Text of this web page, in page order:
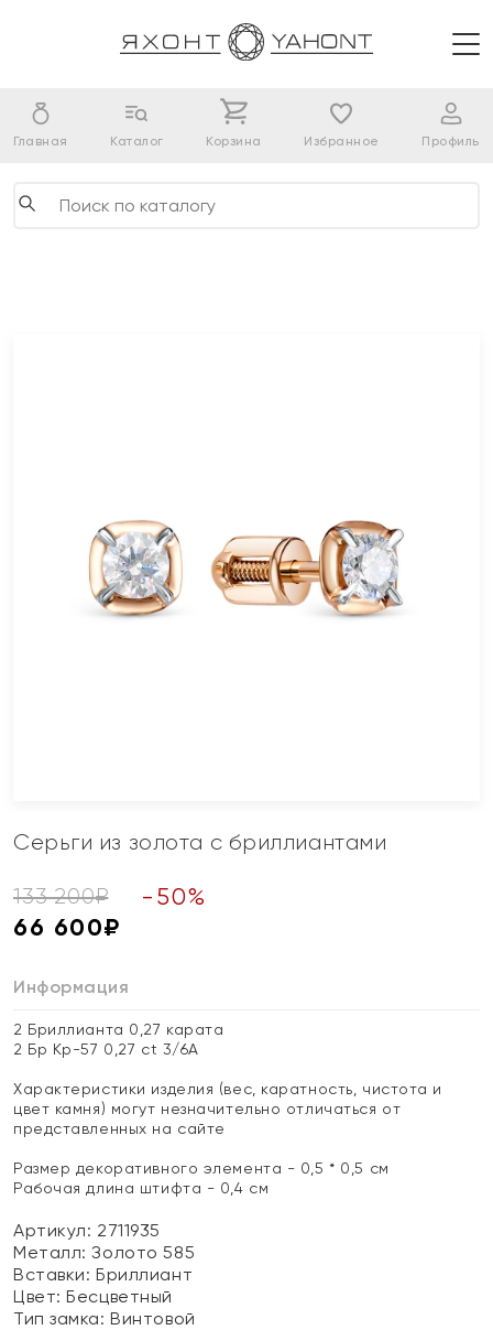
Главная Каталог Корзина Избранное Профиль
Серьги из золота с бриллиантами
133 200₽ - 50%
66 600₽
Информация
2 Бриллианта 0,27 карата
2 Бр Кр-57 0,27 ct 3/6А
Характеристики изделия (вес, каратность, чистота и
цвет камня) могут незначительно отличаться от
представленных на сайте
Размер декоративного элемента - 0,5 * 0,5 см
Рабочая длина штифта - 0,4 см
Артикул: 2711935
Металл:Золото 585
Вставки:Бриллиант
Цвет:Бесцветный
Тип замка:Винтовой